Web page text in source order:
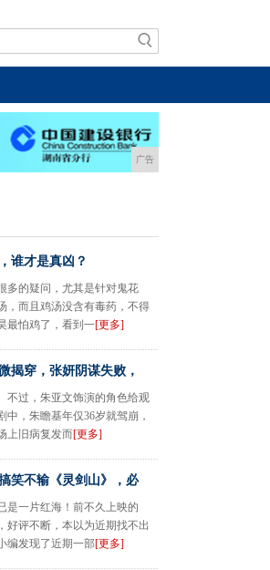
广告
谁才是真凶？
多的疑问，尤其是针对鬼花
，而且鸡汤没含有毒药，不得
最怕鸡了，看到一[更多]
揭穿，张妍阴谋失败，
不过，朱亚文饰演的角色给观
，朱瞻基年仅36岁就驾崩，
上旧病复发而[更多]
笑不输《灵剑山》，必
是一片红海！前不久上映的
好评不断，本以为近期找不出
编发现了近期一部[更多]